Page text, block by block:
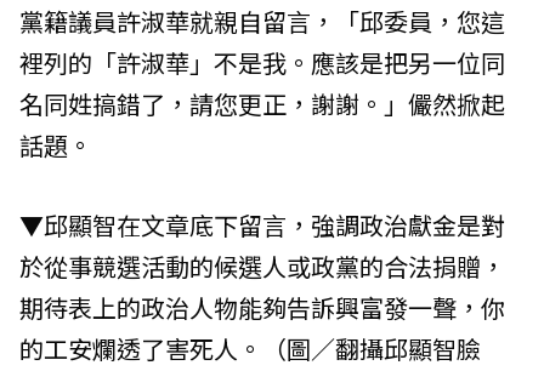
黨籍議員許淑華就親自留言，「邱委員，您這
裡列的「許淑華」不是我。應該是把另一位同
名同姓搞錯了，請您更正，謝謝。」儼然掀起
話題。
▼邱顯智在文章底下留言，強調政治獻金是對
於從事競選活動的候選人或政黨的合法捐贈，
期待表上的政治人物能夠告訴興富發一聲，你
的工安爛透了害死人。（圖／翻攝邱顯智臉